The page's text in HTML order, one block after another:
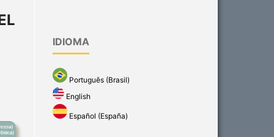
IDIOMA
Português (Brasil)
English
Español (España)